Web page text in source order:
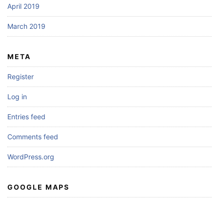
April 2019
March 2019
META
Register
Log in
Entries feed
Comments feed
WordPress.org
GOOGLE MAPS